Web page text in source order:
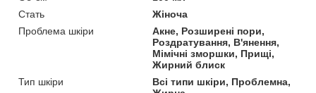
Стать
Жіноча
Проблема шкіри
Акне, Розширені пори,
Роздратування, В'янення,
Мімічні зморшки, Прищі,
Жирний блиск
Тип шкіри
Всі типи шкіри, Проблемна,